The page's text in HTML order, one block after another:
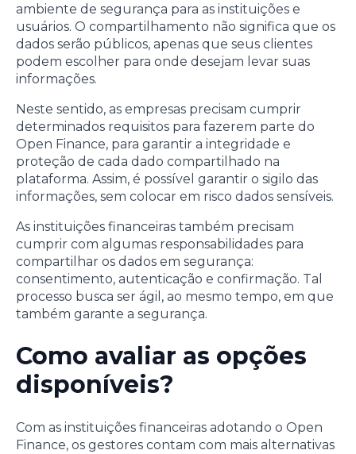
ambiente de segurança para as instituições e
usuários. O compartilhamento não significa que os
dados serão públicos, apenas que seus clientes
podem escolher para onde desejam levar suas
informações.
Neste sentido, as empresas precisam cumprir
determinados requisitos para fazerem parte do
Open Finance, para garantir a integridade e
proteção de cada dado compartilhado na
plataforma. Assim, é possível garantir o sigilo das
informações, sem colocar em risco dados sensíveis.
As instituições financeiras também precisam
cumprir com algumas responsabilidades para
compartilhar os dados em segurança:
consentimento, autenticação e confirmação. Tal
processo busca ser ágil, ao mesmo tempo, em que
também garante a segurança.
Como avaliar as opções
disponíveis?
Com as instituições financeiras adotando o Open
Finance, os gestores contam com mais alternativas